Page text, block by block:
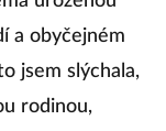
a obyčejném
jsem slýchala,
rodinou,